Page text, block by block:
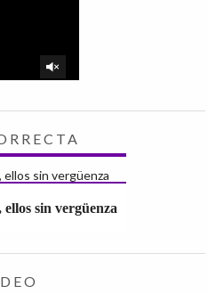
sin vergüenza